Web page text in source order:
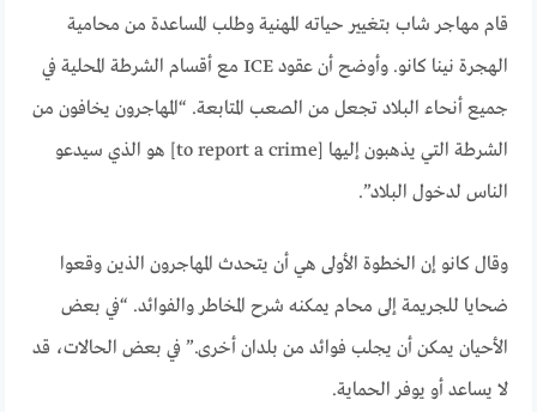
قام مهاجر شاب بتغيير حياته المهنية وطلب المساعدة من محامية
الهجرة نينا كانو. وأوضح أن عقود ICE مع أقسام الشرطة المحلية في
جميع أنحاء البلاد تجعل من الصعب المتابعة. “المهاجرون يخافون من
الشرطة التي يذهبون إليها [to report a crime] هو الذي سيدعو
الناس لدخول البلاد”.
وقال كانو إن الخطوة الأولى هي أن يتحدث المهاجرون الذين وقعوا
ضحايا للجريمة إلى محام يمكنه شرح المخاطر والفوائد. “في بعض
الأحيان يمكن أن يجلب فوائد من بلدان أخرى.” في بعض الحالات، قد
لا يساعد أو يوفر الحماية.